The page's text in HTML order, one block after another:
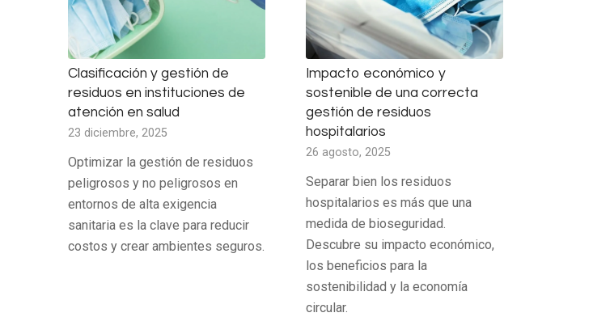
Clasificación y gestión de
residuos en instituciones de
atención en salud
23 diciembre, 2025
Optimizar la gestión de residuos
peligrosos y no peligrosos en
entornos de alta exigencia
sanitaria es la clave para reducir
costos y crear ambientes seguros.
Impacto económico y
sostenible de una correcta
gestión de residuos
hospitalarios
26 agosto, 2025
Separar bien los residuos
hospitalarios es más que una
medida de bioseguridad.
Descubre su impacto económico,
los beneficios para la
sostenibilidad y la economía
circular.